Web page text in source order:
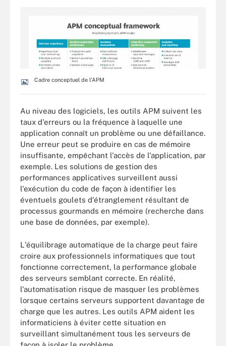
Cadre conceptuel de l’APM
Au niveau des logiciels, les outils APM suivent les
taux d'erreurs ou la fréquence à laquelle une
application connaît un problème ou une défaillance.
Une erreur peut se produire en cas de mémoire
insuffisante, empêchant l'accès de l'application, par
exemple. Les solutions de gestion des
performances applicatives surveillent aussi
l'exécution du code de façon à identifier les
éventuels goulets d'étranglement résultant de
processus gourmands en mémoire (recherche dans
une base de données, par exemple).
L'équilibrage automatique de la charge peut faire
croire aux professionnels informatiques que tout
fonctionne correctement, la performance globale
des serveurs semblant correcte. En réalité,
l'automatisation risque de masquer les problèmes
lorsque certains serveurs supportent davantage de
charge que les autres. Les outils APM aident les
informaticiens à éviter cette situation en
surveillant simultanément tous les serveurs de